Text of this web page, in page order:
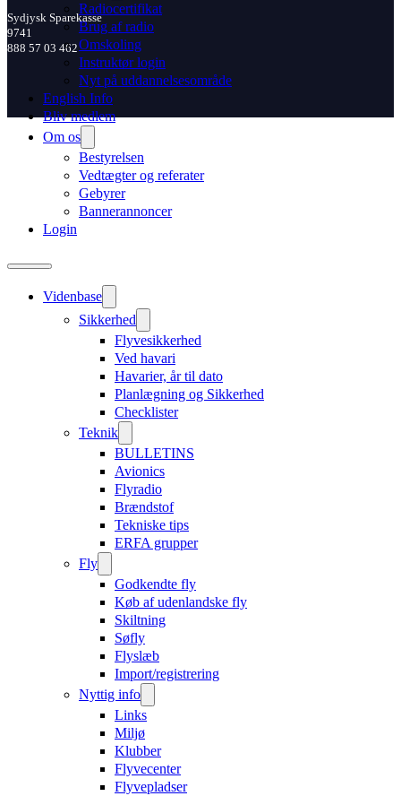
Radiocertifikat
Brug af radio
Omskoling
Instruktør login
Nyt på uddannelsesområde
English Info
Bliv medlem
Om os
Bestyrelsen
Vedtægter og referater
Gebyrer
Bannerannoncer
Login
Videnbase
Sikkerhed
Flyvesikkerhed
Ved havari
Havarier, år til dato
Planlægning og Sikkerhed
Checklister
Teknik
BULLETINS
Avionics
Flyradio
Brændstof
Tekniske tips
ERFA grupper
Fly
Godkendte fly
Køb af udenlandske fly
Skiltning
Søfly
Flyslæb
Import/registrering
Nyttig info
Links
Miljø
Klubber
Flyvecenter
Flyvepladser
Sydjysk Sparekasse
9741
888 57 03 462